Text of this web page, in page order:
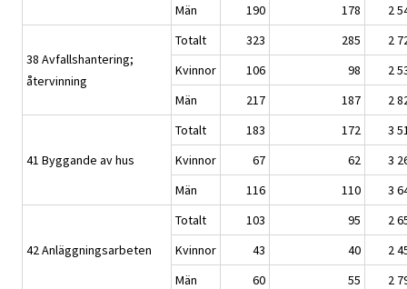
Män
190 178 2
38 Avfallshantering;
återvinning
Totalt 323 285
2
Kvinnor
106 98
2
Män
217 187 2
41 Byggande av hus
Totalt 183 172
3
Kvinnor
67 62
3
Män
116 110 3
42 Anläggningsarbeten
Totalt 103 95
2
Kvinnor
43 40
2
Män
60 55 2